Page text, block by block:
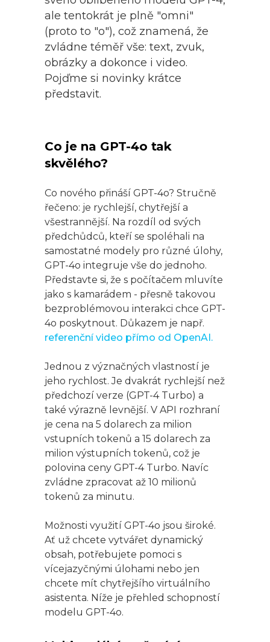
ale tentokrát je plně "omni"
(proto to "o"), což znamená, že
zvládne téměř vše: text, zvuk,
obrázky a dokonce i video.
Pojďme si novinky krátce
představit.
Co je na GPT-4o tak
skvělého?
Co nového přináší GPT-4o? Stručně
řečeno: je rychlejší, chytřejší a
všestrannější. Na rozdíl od svých
předchůdců, kteří se spoléhali na
samostatné modely pro různé úlohy,
GPT-4o integruje vše do jednoho.
Představte si, že s počítačem mluvíte
jako s kamarádem - přesně takovou
bezproblémovou interakci chce GPT-
4o poskytnout. Důkazem je např.
referenční video přímo od OpenAI.
Jednou z význačných vlastností je
jeho rychlost. Je dvakrát rychlejší než
předchozí verze (GPT-4 Turbo) a
také výrazně levnější. V API rozhraní
je cena na 5 dolarech za milion
vstupních tokenů a 15 dolarech za
milion výstupních tokenů, což je
polovina ceny GPT-4 Turbo. Navíc
zvládne zpracovat až 10 milionů
tokenů za minutu.
Možnosti využití GPT-4o jsou široké.
Ať už chcete vytvářet dynamický
obsah, potřebujete pomoci s
vícejazyčnými úlohami nebo jen
chcete mít chytřejšího virtuálního
asistenta. Níže je přehled schopností
modelu GPT-4o.